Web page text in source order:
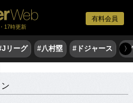
有料会員
17時更新
リーグ #八村塁 #ドジャース #
〉